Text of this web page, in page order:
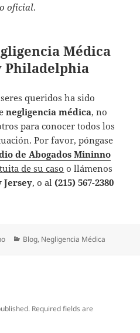
oficial.
Médica
Philadelphia
queridos ha sido
negligencia médica, no
para conocer todos los
Por favor, póngase
de Abogados Mininno
de su caso o llámenos
Jersey, o al (215) 567-2380
Categories
Blog, Negligencia Médica
Required fields are